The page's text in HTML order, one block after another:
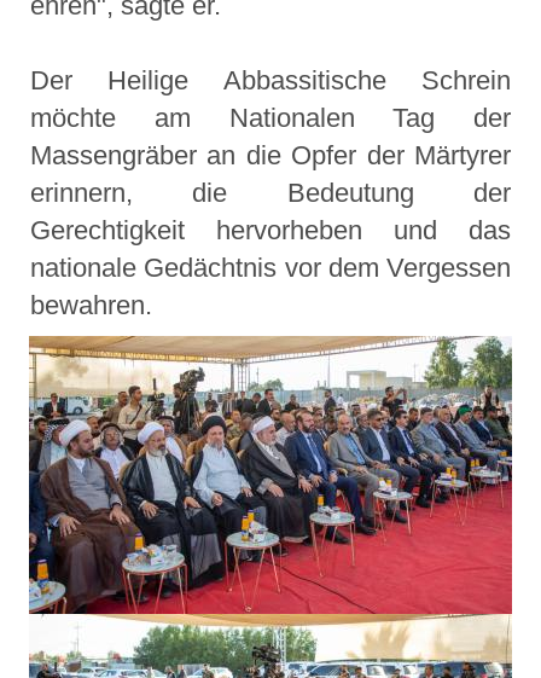
Der Heilige Abbassitische Schrein
möchte am Nationalen Tag der
Massengräber an die Opfer der Märtyrer
erinnern, die Bedeutung der
Gerechtigkeit hervorheben und das
nationale Gedächtnis vor dem Vergessen
bewahren.